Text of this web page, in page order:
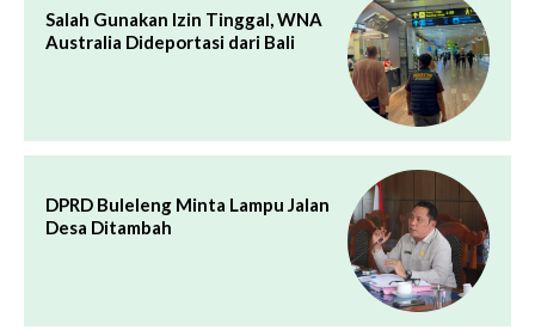
Salah Gunakan Izin Tinggal, WNA
Australia Dideportasi dari Bali
DPRD Buleleng Minta Lampu Jalan
Desa Ditambah